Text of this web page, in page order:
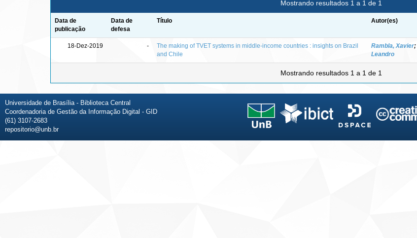
Mostrando resultados 1 a 1 de 1
Data de
publicação
Data de
defesa
Título Autor(es)
18-Dez-2019 -
The making of TVET systems in middle-income countries : insights on Brazil
and Chile
Rambla, Xavier;
Leandro
Mostrando resultados 1 a 1 de 1
Universidade de Brasília - Biblioteca Central
Coordenadoria de Gestão da Informação Digital - GID
(61) 3107-2683
repositorio@unb.br